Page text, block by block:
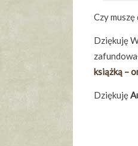
Czy muszę
Dziękuję
książką –
Dziękuję